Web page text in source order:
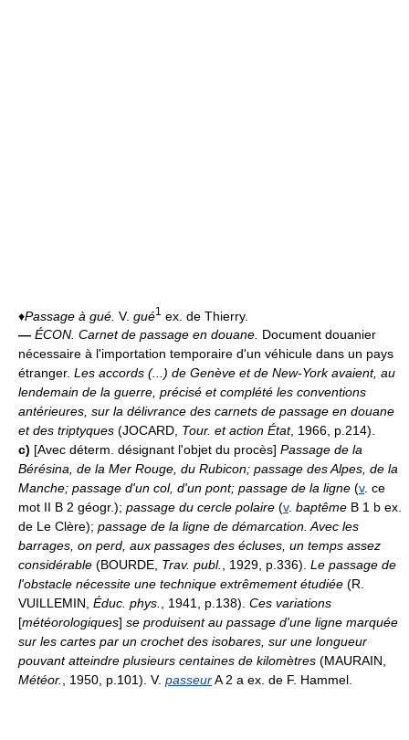
♦Passage à gué. V. gué1 ex. de Thierry.
— ÉCON. Carnet de passage en douane. Document douanier
nécessaire à l'importation temporaire d'un véhicule dans un pays
étranger. Les accords (...) de Genève et de New-York avaient, au
lendemain de la guerre, précisé et complété les conventions
antérieures, sur la délivrance des carnets de passage en douane
et des triptyques (JOCARD, Tour. et action État, 1966, p.214).
c) [Avec déterm. désignant l'objet du procès] Passage de la
Bérésina, de la Mer Rouge, du Rubicon; passage des Alpes, de la
Manche; passage d'un col, d'un pont; passage de la ligne (v. ce
mot II B 2 géogr.); passage du cercle polaire (v. baptême B 1 b ex.
de Le Clère); passage de la ligne de démarcation.Avec les
barrages, on perd, aux passages des écluses, un temps assez
considérable (BOURDE, Trav. publ., 1929, p.336). Le passage de
l'obstacle nécessite une technique extrêmement étudiée (R.
VUILLEMIN, Éduc. phys., 1941, p.138). Ces variations
[météorologiques] se produisent au passage d'une ligne marquée
sur les cartes par un crochet des isobares, sur une longueur
pouvant atteindre plusieurs centaines de kilomètres (MAURAIN,
Météor., 1950, p.101). V. passeurA 2 a ex. de F. Hammel.